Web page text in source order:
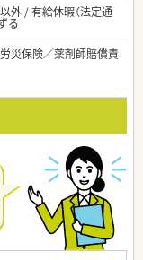
外 / 有給休暇（法定通
る
災保険／薬剤師賠償責